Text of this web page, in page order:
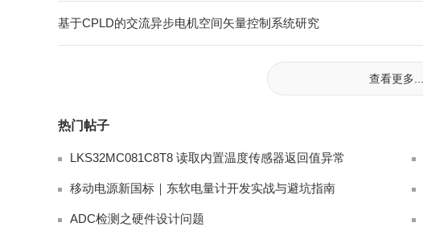
基于CPLD的交流异步电机空间矢量控制系统研究
查看更多...
热门帖子
LKS32MC081C8T8 读取内置温度传感器返回值异常
移动电源新国标｜东软电量计开发实战与避坑指南
ADC检测之硬件设计问题